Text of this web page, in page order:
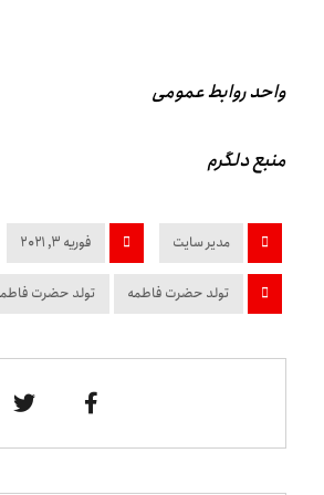
واحد روابط عمومی
منبع دلگرم
مدیر سایت فوریه ۳, ۲۰۲۱
تولد حضرت فاطمه تولد حضرت فاطمه